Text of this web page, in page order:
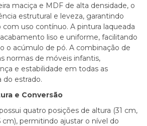
maciça e MDF de alta densidade, o
estrutural e leveza, garantindo
uso contínuo. A pintura laqueada
liso e uniforme, facilitando
o acúmulo de pó. A combinação de
normas de móveis infantis,
e estabilidade em todas as
do estrado.
e Conversão
quatro posições de altura (31 cm,
permitindo ajustar o nível do